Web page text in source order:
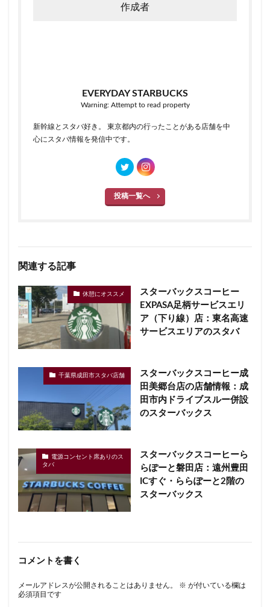
作成者
EVERYDAY STARBUCKS
Warning: Attempt to read property
新幹線とスタバ好き。 東京都内の行ったことがある店舗を中
心にスタバ情報を発信中です。
投稿一覧へ
関連する記事
休憩にオススメ
スターバックスコーヒー
EXPASA足柄サービスエリ
ア（下り線）店：東名高速
サービスエリアのスタバ
千葉県成田市スタバ店舗
スターバックスコーヒー成
田美郷台店の店舗情報：成
田市内ドライブスルー併設
のスターバックス
電源コンセント席ありのス
タバ
スターバックスコーヒーら
らぽーと磐田店：遠州豊田
ICすぐ・ららぽーと2階の
スターバックス
コメントを書く
メールアドレスが公開されることはありません。 ※ が付いている欄は
必須項目です